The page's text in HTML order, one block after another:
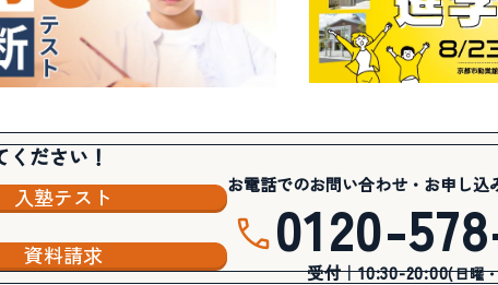
ださい！
入塾テスト
資料請求
お電話でのお問い合わせ・お申し込
0120-
受付｜10:30-20:00(日曜